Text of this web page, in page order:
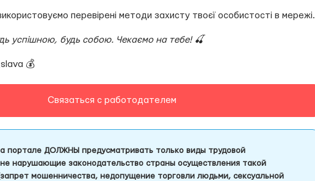
перевірені методи захисту твоєї особистості в мережі.
успішною, будь собою. Чекаємо на тебе! 🍒
💰
Связаться с работодателем
портале ДОЛЖНЫ предусматривать только виды трудовой
нарушающие законодательство страны осуществления такой
мошенничества, недопущение торговли людьми, сексуальной